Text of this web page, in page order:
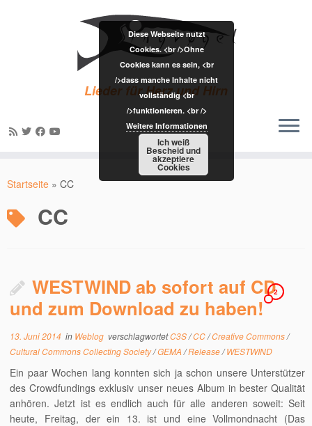
Inhalt
Lieder für Herz und Hirn
Startseite » CC
CC
WESTWIND ab sofort auf CD
und zum Download zu haben!
2
13. Juni 2014 in Weblog verschlagwortetC3S/CC/Creative Commons/
Cultural Commons Collecting Society/GEMA/Release/WESTWIND
Ein paar Wochen lang konnten sich ja schon unsere Unterstützer
des Crowdfundings exklusiv unser neues Album in bester Qualität
anhören. Jetzt ist es endlich auch für alle anderen soweit: Seit
heute, Freitag, der ein 13. ist und eine Vollmondnacht (Das
Diese Webseite nutzt
Cookies. <br />Ohne
Cookies kann es sein, <br
/>dass manche Inhalte nicht
vollständig <br
/>funktionieren. <br />
Weitere Informationen
Ich weiß
Bescheid und
akzeptiere
Cookies